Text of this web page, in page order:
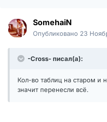
SomehaiN
Опубликовано 23
-Cross- писал(а):
Кол-во таблиц на старом и
значит перенесли всё.